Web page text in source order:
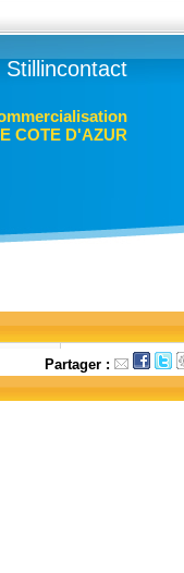
Stillincontact
COTE D'AZUR
Partager :